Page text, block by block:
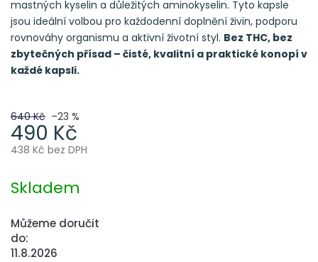
640 Kč –23 %
490 Kč
438 Kč bez DPH
cena:
Skladem
Můžeme doručit
do:
11.8.2026
mastných kyselin a důležitých aminokyselin. Tyto kapsle
jsou ideální volbou pro každodenní doplnění živin, podporu
rovnováhy organismu a aktivní životní styl. Bez THC, bez
zbytečných přísad – čisté, kvalitní a praktické konopí v
každé kapsli.